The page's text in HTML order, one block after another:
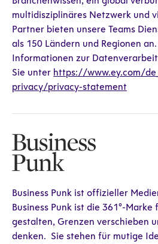
multidisziplinäres Netzwerk und
Partner bieten unsere Teams
als 150 Ländern und Regionen
Informationen zur
Sie unter https://www.ey.com/
privacy/privacy-statement
Business Punk ist offizieller
Business Punk ist die 361°-Marke
gestalten, Grenzen verschieben
denken. Sie stehen für mutige